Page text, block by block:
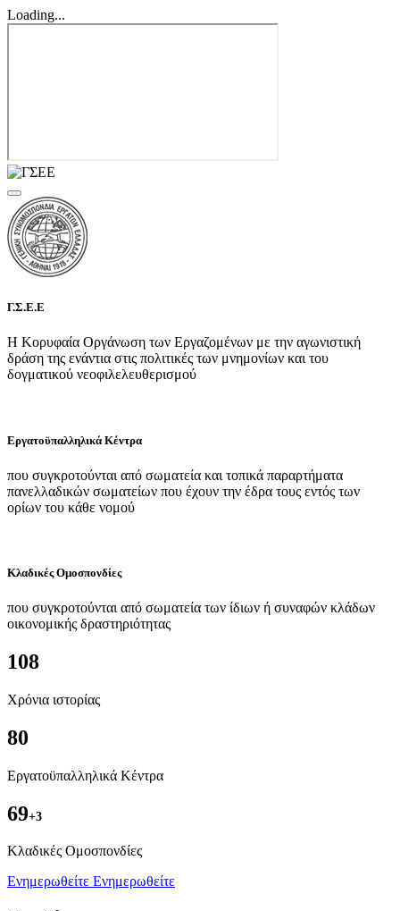
Loading...
Γ.Σ.Ε.Ε
Η Κορυφαία Οργάνωση των Εργαζομένων με την αγωνιστική
δράση της ενάντια στις πολιτικές των μνημονίων και του
δογματικού νεοφιλελευθερισμού
Εργατοϋπαλληλικά Κέντρα
που συγκροτούνται από σωματεία και τοπικά παραρτήματα
πανελλαδικών σωματείων που έχουν την έδρα τους εντός των
ορίων του κάθε νομού
Κλαδικές Ομοσπονδίες
που συγκροτούνται από σωματεία των ίδιων ή συναφών κλάδων
οικονομικής δραστηριότητας
108
Χρόνια ιστορίας
80
Εργατοϋπαλληλικά Κέντρα
69+3
Kλαδικές Ομοσπονδίες
Ενημερωθείτε Ενημερωθείτε